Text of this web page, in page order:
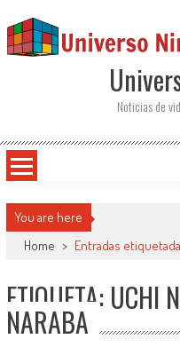
Noticias de
You are here
Home > Entradas
ETIQUETA: UCHI
NARABA